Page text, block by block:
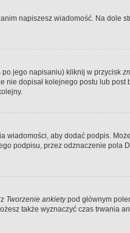
napiszesz wiadomość. Na dole
po jego napisaniu) kliknij w przycisk
dopisał kolejnego postu lub post
wiadomości, aby dodać podpis.
podpisu, przez odznaczenie pola
Tworzenie ankietypod głównym
także wyznaczyć czas trwania